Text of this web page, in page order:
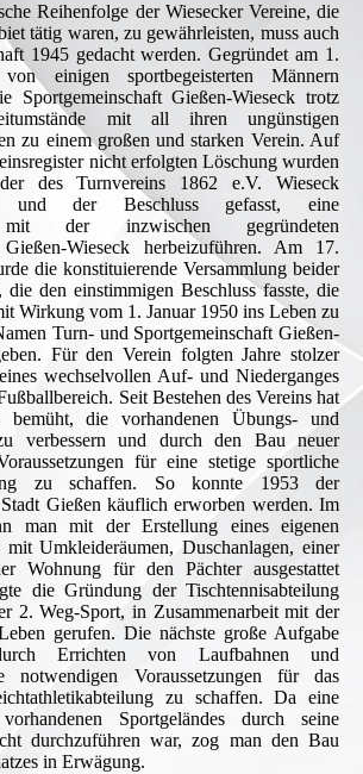
Reihenfolge der Wiesecker Vereine, die
tätig waren, zu gewährleisten, muss auch
1945 gedacht werden. Gegründet am 1.
einigen sportbegeisterten Männern
Sportgemeinschaft Gießen-Wieseck trotz
mit all ihren ungünstigen
zu einem großen und starken Verein. Auf
nicht erfolgten Löschung wurden
des Turnvereins 1862 e.V. Wieseck
und der Beschluss gefasst, eine
mit der inzwischen gegründeten
Gießen-Wieseck herbeizuführen. Am 17.
die konstituierende Versammlung beider
die den einstimmigen Beschluss fasste, die
Wirkung vom 1. Januar 1950 ins Leben zu
Turn- und Sportgemeinschaft Gießen-
Für den Verein folgten Jahre stolzer
wechselvollen Auf- und Niederganges
Seit Bestehen des Vereins hat
bemüht, die vorhandenen Übungs- und
verbessern und durch den Bau neuer
für eine stetige sportliche
zu schaffen. So konnte 1953 der
Gießen käuflich erworben werden. Im
man mit der Erstellung eines eigenen
mit Umkleideräumen, Duschanlagen, einer
Wohnung für den Pächter ausgestattet
die Gründung der Tischtennisabteilung
2. Weg-Sport, in Zusammenarbeit mit der
gerufen. Die nächste große Aufgabe
Errichten von Laufbahnen und
notwendigen Voraussetzungen für das
zu schaffen. Da eine
Sportgeländes durch seine
durchzuführen war, zog man den Bau
in Erwägung.